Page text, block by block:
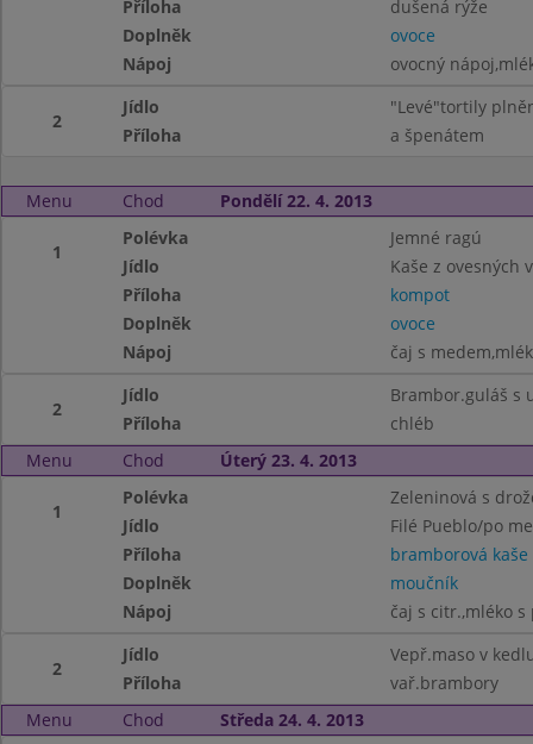
Příloha
dušená rýže
Doplněk
ovoce
Nápoj
ovocný
2
Jídlo
"Levé"tortily
Příloha
a špenátem
Menu Chod Pondělí 22. 4. 2013
1
Polévka
Jemné ragú
Jídlo
Kaše z ovesných
Příloha
kompot
Doplněk
ovoce
Nápoj
čaj s
2
Jídlo
Brambor.guláš s
Příloha
chléb
Menu
Chod Úterý 23. 4. 2013
1
Polévka
Zeleninová s
Jídlo
Filé Pueblo/po
Příloha
bramborová kaše
Doplněk
moučník
Nápoj
čaj s citr.,mléko s
2
Jídlo
Vepř.maso v
Příloha
vař.brambory
Menu
Chod Středa 24. 4. 2013